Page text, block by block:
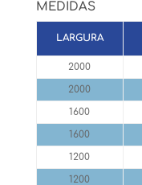
MEDIDAS
LARGURA
2000
2000
1600
1600
1200
1200